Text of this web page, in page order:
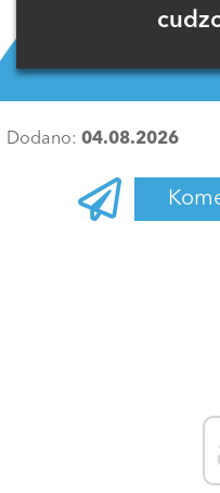
Dodano: 04.08.2026